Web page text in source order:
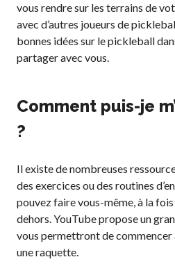
vous rendre sur les terrains de
avec d’autres joueurs de
bonnes idées sur le pickleball
partager avec vous.
Comment puis-je
?
Il existe de nombreuses
des exercices ou des routines
pouvez faire vous-même, à la
dehors. YouTube propose un
vous permettront de commencer
une raquette.